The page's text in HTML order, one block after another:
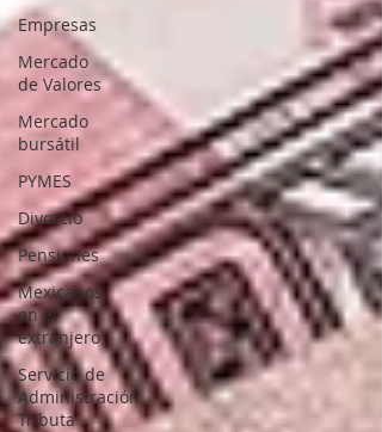
Empresas
Mercado
de Valores
Mercado
bursátil
PYMES
Divorcio
Pensiones
Mexicanos
en el
extranjero
Servicio de
Administración
Tributa